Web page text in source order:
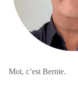
Moi, c’est Bernie.